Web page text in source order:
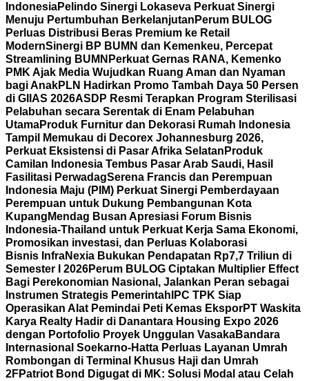
IndonesiaPelindo Sinergi Lokaseva Perkuat Sinergi
Menuju Pertumbuhan Berkelanjutan Perum BULOG
Perluas Distribusi Beras Premium ke Retail
ModernSinergi BP BUMN dan Kemenkeu, Percepat
Streamlining BUMN Perkuat Gernas RANA, Kemenko
PMK Ajak Media Wujudkan Ruang Aman dan Nyaman
bagi AnakPLN Hadirkan Promo Tambah Daya 50 Persen
di GIIAS 2026ASDP Resmi Terapkan Program Sterilisasi
Pelabuhan secara Serentak di Enam Pelabuhan
UtamaProduk Furnitur dan Dekorasi Rumah Indonesia
Tampil Memukau di Decorex Johannesburg 2026,
Perkuat Eksistensi di Pasar Afrika Selatan Produk
Camilan Indonesia Tembus Pasar Arab Saudi, Hasil
Fasilitasi PerwadagSerena Francis dan Perempuan
Indonesia Maju (PIM) Perkuat Sinergi Pemberdayaan
Perempuan untuk Dukung Pembangunan Kota
Kupang Mendag Busan Apresiasi Forum Bisnis
Indonesia-Thailand untuk Perkuat Kerja Sama Ekonomi,
Promosikan investasi, dan Perluas Kolaborasi
Bisnis InfraNexia Bukukan Pendapatan Rp7,7 Triliun di
Semester I 2026Perum BULOG Ciptakan Multiplier Effect
Bagi Perekonomian Nasional, Jalankan Peran sebagai
Instrumen Strategis Pemerintah IPC TPK Siap
Operasikan Alat Pemindai Peti Kemas EksporPT Waskita
Karya Realty Hadir di Danantara Housing Expo 2026
dengan Portofolio Proyek Unggulan VasakaBandara
Internasional Soekarno-Hatta Perluas Layanan Umrah
Rombongan di Terminal Khusus Haji dan Umrah
2FPatriot Bond Digugat di MK: Solusi Modal atau Celah